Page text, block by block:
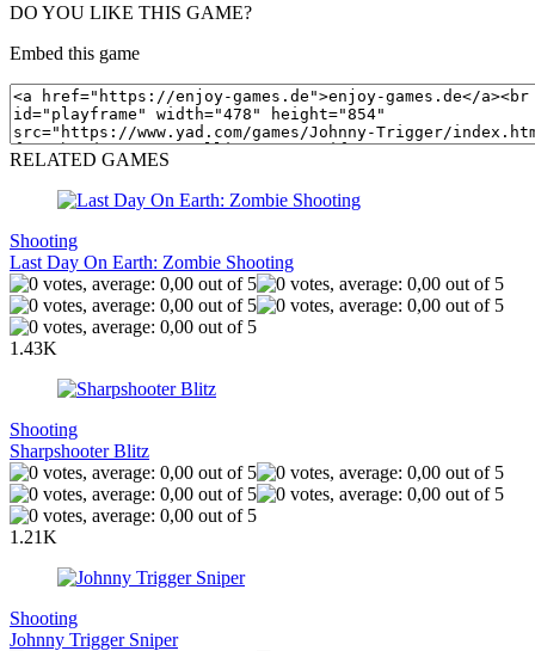
DO YOU LIKE THIS GAME?
Embed this game
RELATED GAMES
Shooting
Last Day On Earth: Zombie Shooting
1.43K
Shooting
Sharpshooter Blitz
1.21K
Shooting
Johnny Trigger Sniper